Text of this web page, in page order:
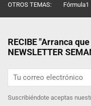
OTROS TEMAS: Fórmula1
RECIBE "Arranca
NEWSLETTER
Suscribiéndote aceptas